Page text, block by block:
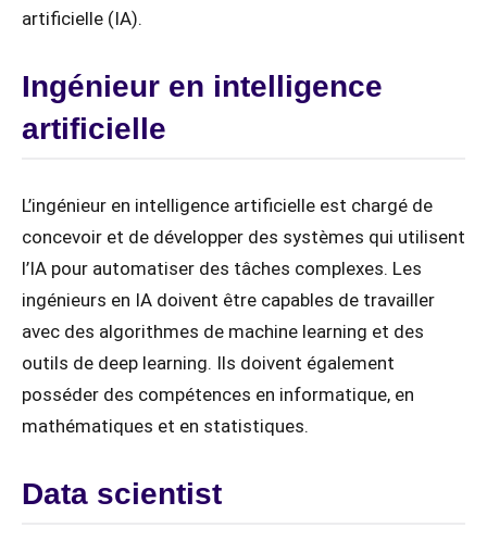
artificielle (IA).
Ingénieur en intelligence
artificielle
L’ingénieur en intelligence artificielle est chargé de
concevoir et de développer des systèmes qui utilisent
l’IA pour automatiser des tâches complexes. Les
ingénieurs en IA doivent être capables de travailler
avec des algorithmes de machine learning et des
outils de deep learning. Ils doivent également
posséder des compétences en informatique, en
mathématiques et en statistiques.
Data scientist